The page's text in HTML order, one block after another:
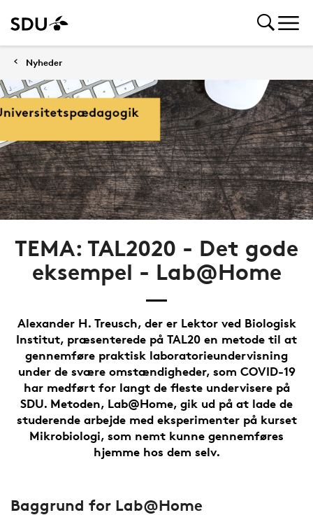
Nyheder
TEMA: TAL2020 - Det gode
eksempel - Lab@Home
Alexander H. Treusch, der er Lektor ved Biologisk
Institut, præsenterede på TAL20 en metode til at
gennemføre praktisk laboratorieundervisning
under de svære omstændigheder, som COVID-19
har medført for langt de fleste undervisere på
SDU. Metoden, Lab@Home, gik ud på at lade de
studerende arbejde med eksperimenter på kurset
Mikrobiologi, som nemt kunne gennemføres
hjemme hos dem selv.
Baggrund for Lab@Home